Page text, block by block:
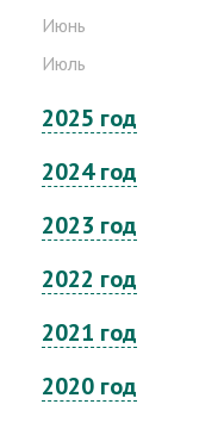
Июнь
Июль
2025 год
2024 год
2023 год
2022 год
2021 год
2020 год